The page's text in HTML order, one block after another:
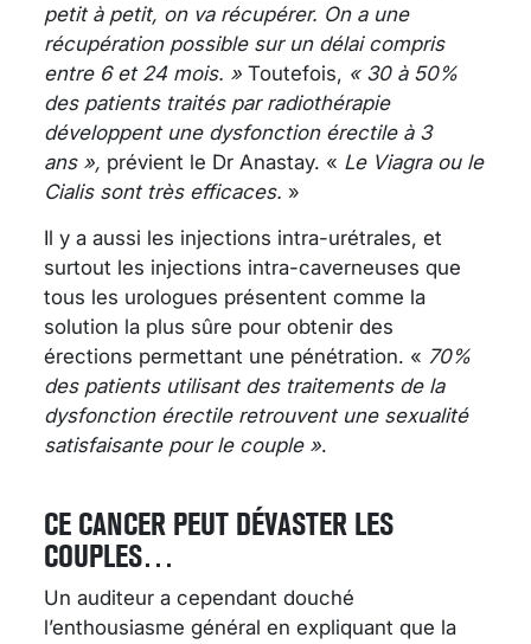
petit à petit, on va récupérer. On a une
récupération possible sur un délai compris
entre 6 et 24 mois. » Toutefois, « 30 à 50%
des patients traités par radiothérapie
développent une dysfonction érectile à 3
ans », prévient le Dr Anastay. « Le Viagra ou le
Cialis sont très efficaces. »
Il y a aussi les injections intra-urétrales, et
surtout les injections intra-caverneuses que
tous les urologues présentent comme la
solution la plus sûre pour obtenir des
érections permettant une pénétration. « 70%
des patients utilisant des traitements de la
dysfonction érectile retrouvent une sexualité
satisfaisante pour le couple ».
CE CANCER PEUT DÉVASTER LES
COUPLES…
Un auditeur a cependant douché
l’enthousiasme général en expliquant que la